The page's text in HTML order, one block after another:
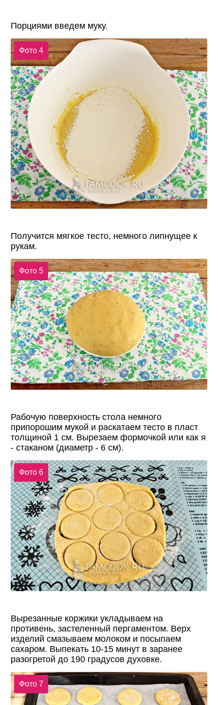
Порциями введем муку.
Фото 4
Получится мягкое тесто, немного липнущее к
рукам.
Фото 5
Рабочую поверхность стола немного
припорошим мукой и раскатаем тесто в пласт
толщиной 1 см. Вырезаем формочкой или как я
- стаканом (диаметр - 6 см).
Фото 6
Вырезанные коржики укладываем на
противень, застеленный пергаментом. Верх
изделий смазываем молоком и посыпаем
сахаром. Выпекать 10-15 минут в заранее
разогретой до 190 градусов духовке.
Фото 7